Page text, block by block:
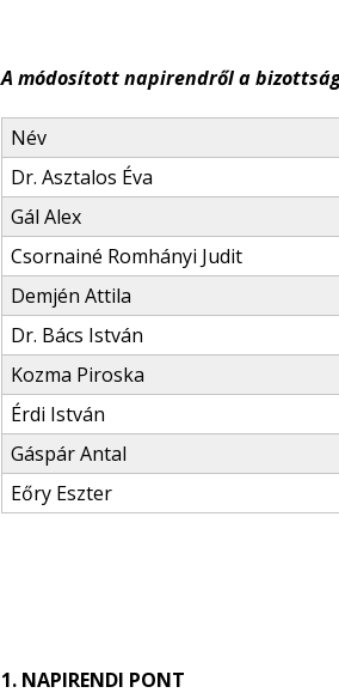
A módosított napirendről a
Név
Dr. Asztalos Éva
Gál Alex
Csornainé Romhányi Judit
Demjén Attila
Dr. Bács István
Kozma Piroska
Érdi István
Gáspár Antal
Eőry Eszter
1. NAPIRENDI PONT